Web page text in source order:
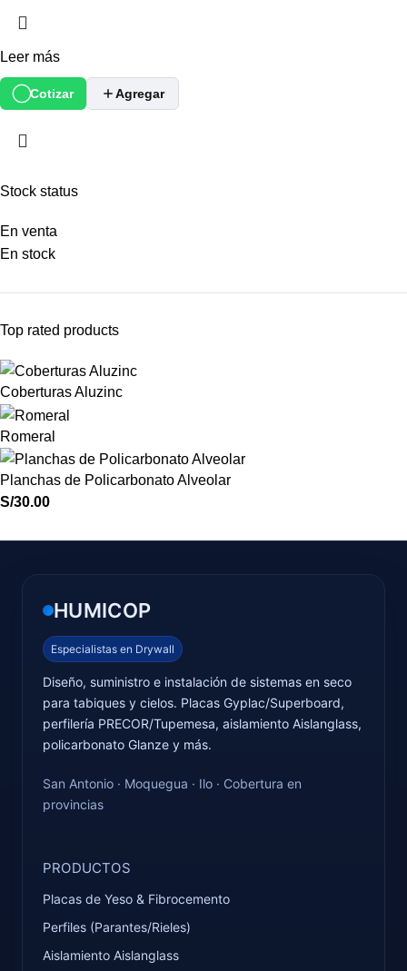
Stock status
En venta
En stock
Top rated products
Coberturas Aluzinc
Romeral
Planchas de Policarbonato Alveolar
S/30.00
Leer más
Cotizar Agregar
HUMICOP
Especialistas en Drywall
Diseño, suministro e instalación de sistemas en seco
para tabiques y cielos. Placas Gyplac/Superboard,
perfilería PRECOR/Tupemesa, aislamiento Aislanglass,
policarbonato Glanze y más.
San Antonio · Moquegua · Ilo · Cobertura en
provincias
PRODUCTOS
Placas de Yeso & Fibrocemento
Perfiles (Parantes/Rieles)
Aislamiento Aislanglass